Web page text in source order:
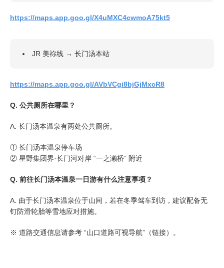
https://maps.app.goo.gl/X4uMXC4cwmoA75kt5
JR 美祢线 → 长门汤本站
https://maps.app.goo.gl/AVbVCgi8bjGjMxcR8
Q. 公共厕所在哪里？
A. 长门汤本温泉有两处公共厕所。
① 长门汤本温泉停车场
② 星野集团界·长门河对岸 “一之濑桥” 附近
Q. 前往长门汤本温泉一日游有什么注意事项？
A. 由于长门汤本温泉位于山间，若在冬季驾车到访，建议配备无
钉防滑轮胎等雪地应对措施。
※ 道路交通信息请参考 “山口道路可视导航”（链接）。